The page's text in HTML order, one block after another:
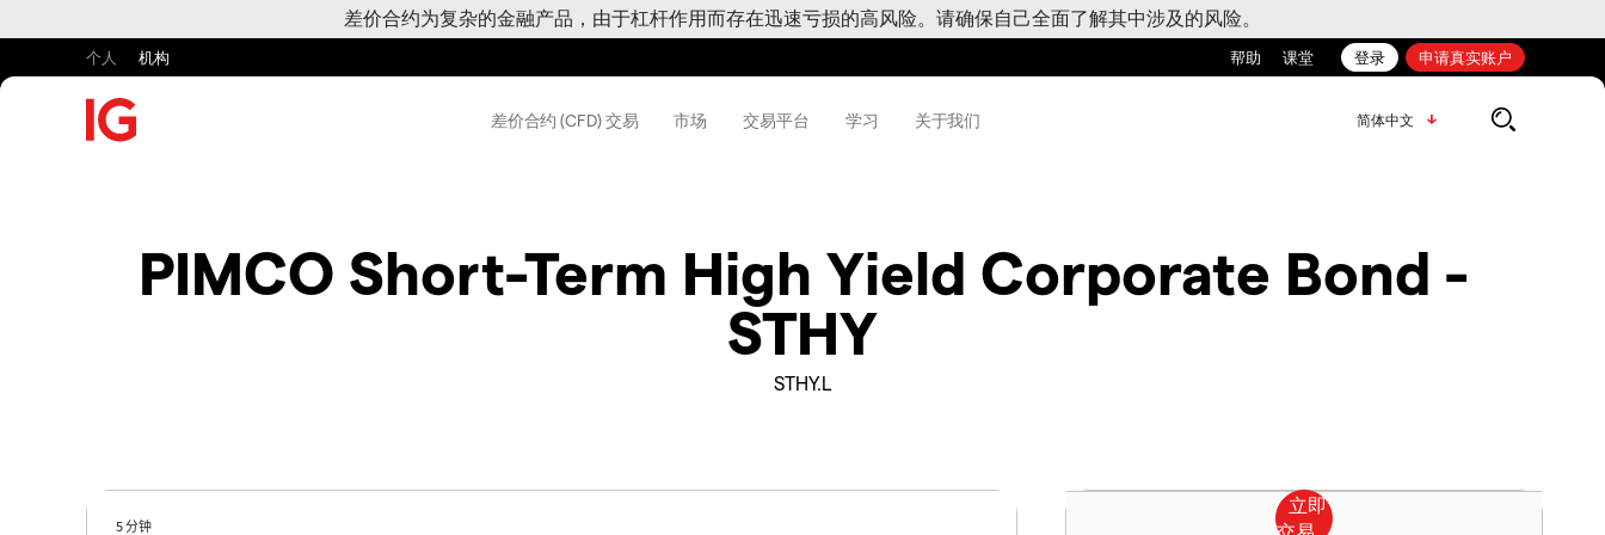
差价合约为复杂的金融产品，由于杠杆作用而存在迅速亏损的高风险。请确保自己全面了解其中涉及的风险。
个人 机构 帮助 课堂 登录 申请真实账户
差价合约 (CFD) 交易 市场 交易平台 学习 关于我们 简体中文
PIMCO Short-Term High Yield Corporate Bond -
STHY
STHY.L
5 分钟